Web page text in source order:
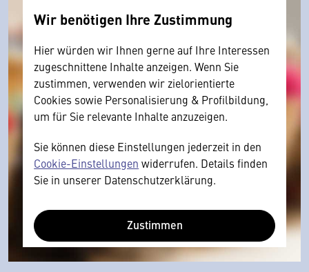
Wir benötigen Ihre Zustimmung
Hier würden wir Ihnen gerne auf Ihre Interessen
zugeschnittene Inhalte anzeigen. Wenn Sie
zustimmen, verwenden wir zielorientierte
Cookies sowie Personalisierung & Profilbildung,
um für Sie relevante Inhalte anzuzeigen.
Sie können diese Einstellungen jederzeit in den
Cookie-Einstellungen widerrufen. Details finden
Sie in unserer Datenschutzerklärung.
Zustimmen